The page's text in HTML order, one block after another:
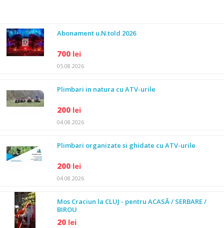
Abonament u.N.told 2026
700 lei
05.08.2026
Plimbari in natura cu ATV-urile
200 lei
04.08.2026
Plimbari organizate si ghidate cu ATV-urile
200 lei
04.08.2026
Mos Craciun la CLUJ - pentru ACASĂ / SERBARE /
BIROU
20 lei